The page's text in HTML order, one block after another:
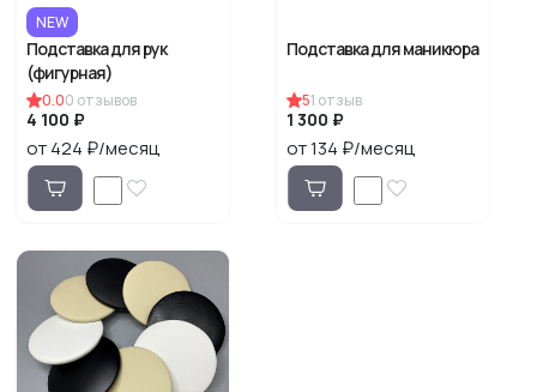
NEW
Подставка для рук
(фигурная)
0.00 отзывов
4 100 ₽
от 424 ₽/месяц
Подставка для маникюра
51 отзыв
1 300 ₽
от 134 ₽/месяц